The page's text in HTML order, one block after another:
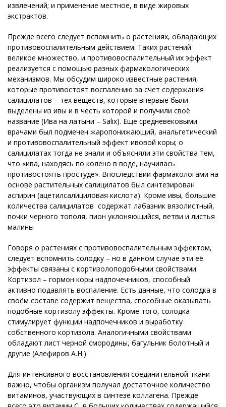
извлечений; и применение местное, в виде жировых
экстрактов.
Прежде всего следует вспомнить о растениях, обладающих
противовоспалительным действием. Таких растений
великое множество, и противовоспалительный их эффект
реализуется с помощью разных фармакологических
механизмов. Мы обсудим широко известные растения,
которые противостоят воспалению за счет содержания
салицилатов – тех веществ, которые впервые были
выделены из ивы и в честь которой и получили своё
название (Ива на латыни – Salix). Еще средневековыми
врачами был подмечен жаропонижающий, анальгетический
и противовоспалительный эффект ивовой коры; о
салицилатах тогда не знали и объясняли эти свойства тем,
что «ива, находясь по колено в воде, научилась
противостоять простуде». Впоследствии фармакологами на
основе растительных салицилатов был синтезирован
аспирин (ацетилсалициловая кислота). Кроме ивы, большие
количества салицилатов содержат лабазник вязолистный,
почки черного тополя, пион уклоняющийся, ветви и листья
малины
Говоря о растениях с противовоспалительным эффектом,
следует вспомнить солодку – но в данном случае эти её
эффекты связаны с кортизолоподобными свойствами.
Кортизол – гормон коры надпочечников, способный
активно подавлять воспаление. Есть данные, что солодка в
своём составе содержит вещества, способные оказывать
подобные кортизолу эффекты. Кроме того, солодка
стимулирует функции надпочечников и выработку
собственного кортизола. Аналогичными свойствами
обладают лист черной смородины, багульник болотный и
другие (Алефиров А.Н.)
Для интенсивного восстановления соединительной ткани
важно, чтобы организм получал достаточное количество
витаминов, участвующих в синтезе коллагена. Прежде